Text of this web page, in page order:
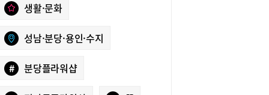
생활·문화
성남·분당·용인·수지
# 분당플라워샵